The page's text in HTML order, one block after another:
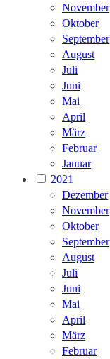
November
Oktober
September
August
Juli
Juni
Mai
April
März
Februar
Januar
2021
Dezember
November
Oktober
September
August
Juli
Juni
Mai
April
März
Februar